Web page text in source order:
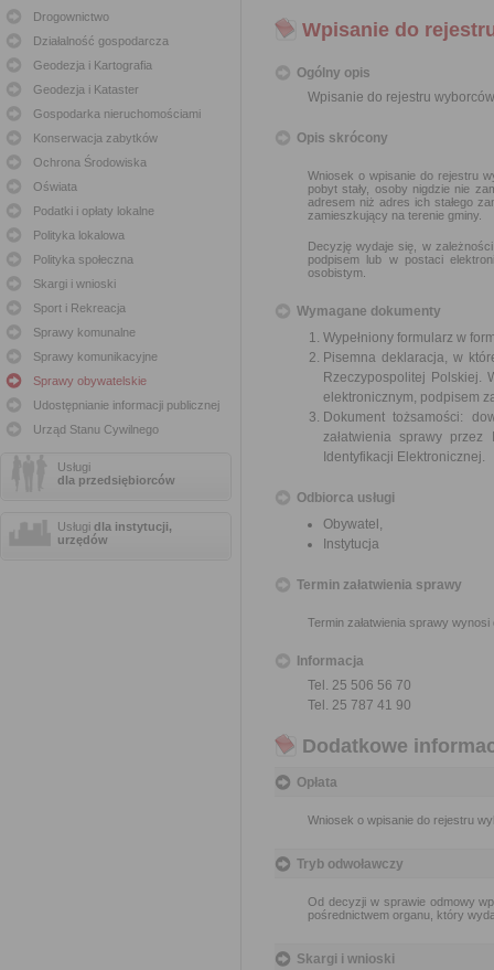
Drogownictwo
Działalność gospodarcza
Geodezja i Kartografia
Geodezja i Kataster
Gospodarka nieruchomościami
Konserwacja zabytków
Ochrona Środowiska
Oświata
Podatki i opłaty lokalne
Polityka lokalowa
Polityka społeczna
Skargi i wnioski
Sport i Rekreacja
Sprawy komunalne
Sprawy komunikacyjne
Sprawy obywatelskie
Udostępnianie informacji publicznej
Urząd Stanu Cywilnego
Usługi
dla przedsiębiorców
Usługi dla instytucji,
urzędów
Wpisanie do
Ogólny opis
Wpisanie do rejestru wyborców
Opis skrócony
Wniosek o wpisanie do rejestru
pobyt stały, osoby nigdzie nie
adresem niż adres ich stałego
zamieszkujący na terenie gminy.
Decyzję wydaje się, w
podpisem lub w postaci
osobistym.
Wymagane dokumenty
Wypełniony formularz w
Pisemna deklaracja, w
Rzeczypospolitej Polskiej.
elektronicznym, podpisem
Dokument tożsamości:
załatwienia sprawy przez
Identyfikacji Elektronicznej.
Odbiorca usługi
Obywatel,
Instytucja
Termin załatwienia sprawy
Termin załatwienia sprawy
Informacja
Tel. 25 506 56 70
Tel. 25 787 41 90
Dodatkowe
Opłata
Wniosek o wpisanie do rejestru
Tryb odwoławczy
Od decyzji w sprawie odmowy
pośrednictwem organu, który
Skargi i wnioski